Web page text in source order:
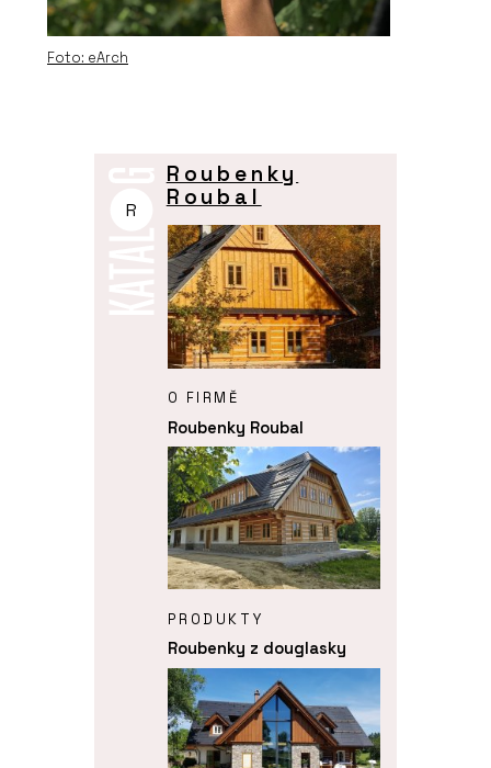
Foto: eArch
R
Roubenky
Roubal
O FIRMĚ
Roubenky Roubal
PRODUKTY
Roubenky z douglasky